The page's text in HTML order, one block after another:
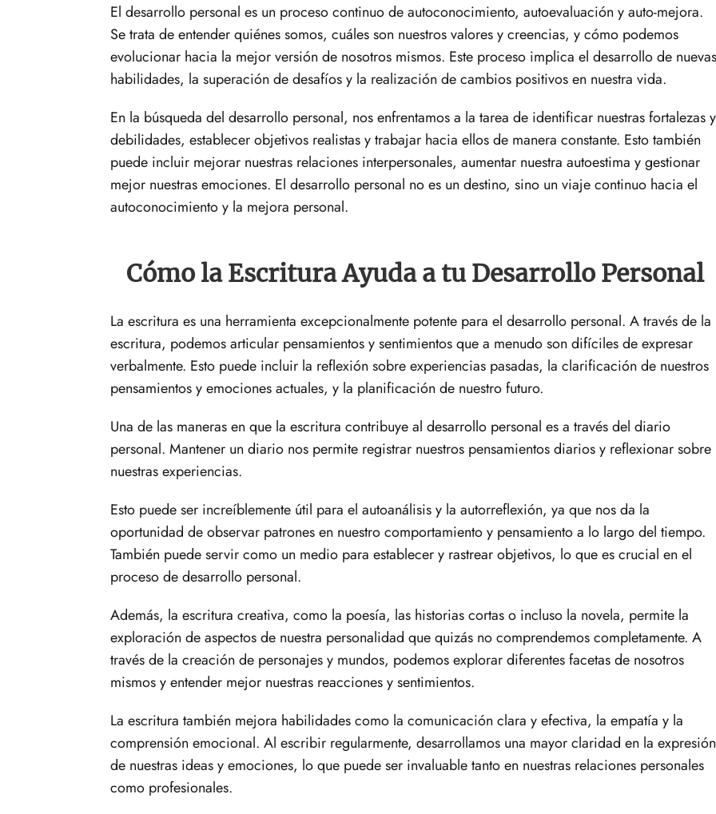
El desarrollo personal es un proceso continuo de autoconocimiento, autoevaluación y auto-mejora.
Se trata de entender quiénes somos, cuáles son nuestros valores y creencias, y cómo podemos
evolucionar hacia la mejor versión de nosotros mismos. Este proceso implica el desarrollo de nuevas
habilidades, la superación de desafíos y la realización de cambios positivos en nuestra vida.
En la búsqueda del desarrollo personal, nos enfrentamos a la tarea de identificar nuestras fortalezas y
debilidades, establecer objetivos realistas y trabajar hacia ellos de manera constante. Esto también
puede incluir mejorar nuestras relaciones interpersonales, aumentar nuestra autoestima y gestionar
mejor nuestras emociones. El desarrollo personal no es un destino, sino un viaje continuo hacia el
autoconocimiento y la mejora personal.
Cómo la Escritura Ayuda a tu Desarrollo Personal
La escritura es una herramienta excepcionalmente potente para el desarrollo personal. A través de la
escritura, podemos articular pensamientos y sentimientos que a menudo son difíciles de expresar
verbalmente. Esto puede incluir la reflexión sobre experiencias pasadas, la clarificación de nuestros
pensamientos y emociones actuales, y la planificación de nuestro futuro.
Una de las maneras en que la escritura contribuye al desarrollo personal es a través del diario
personal. Mantener un diario nos permite registrar nuestros pensamientos diarios y reflexionar sobre
nuestras experiencias.
Esto puede ser increíblemente útil para el autoanálisis y la autorreflexión, ya que nos da la
oportunidad de observar patrones en nuestro comportamiento y pensamiento a lo largo del tiempo.
También puede servir como un medio para establecer y rastrear objetivos, lo que es crucial en el
proceso de desarrollo personal.
Además, la escritura creativa, como la poesía, las historias cortas o incluso la novela, permite la
exploración de aspectos de nuestra personalidad que quizás no comprendemos completamente. A
través de la creación de personajes y mundos, podemos explorar diferentes facetas de nosotros
mismos y entender mejor nuestras reacciones y sentimientos.
La escritura también mejora habilidades como la comunicación clara y efectiva, la empatía y la
comprensión emocional. Al escribir regularmente, desarrollamos una mayor claridad en la expresión
de nuestras ideas y emociones, lo que puede ser invaluable tanto en nuestras relaciones personales
como profesionales.